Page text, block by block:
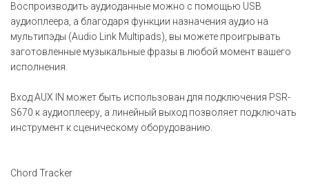
Воспроизводить аудиоданные можно с помощью USB
аудиоплеера, а благодаря функции назначения аудио на
мультипэды (Audio Link Multipads), вы можете проигрывать
заготовленные музыкальные фразы в любой момент вашего
исполнения.
Вход AUX IN может быть использован для подключения PSR-
S670 к аудиоплееру, а линейный выход позволяет подключать
инструмент к сценическому оборудованию.
Chord Tracker